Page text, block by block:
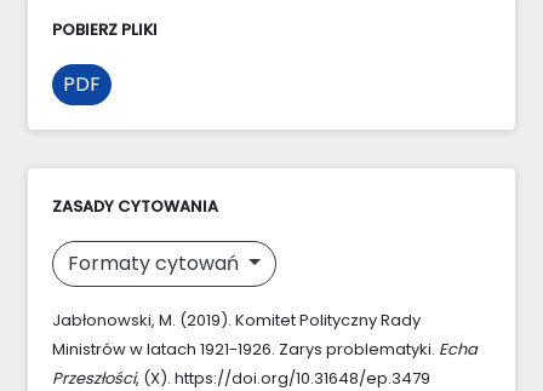
POBIERZ PLIKI
PDF
ZASADY CYTOWANIA
Formaty cytowań
Jabłonowski, M. (2019). Komitet Polityczny Rady
Ministrów w latach 1921-1926. Zarys problematyki. Echa
Przeszłości, (X). https://doi.org/10.31648/ep.3479